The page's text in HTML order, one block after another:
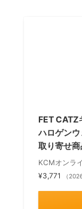
FET
ハロゲン
取り寄せ商
KCMオンラ
¥3,771
（